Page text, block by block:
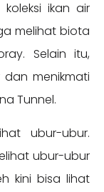
ikan air
melihat biota
Selain itu,
menikmati
Tunnel.
ubur-ubur.
ubur-ubur
kini bisa lihat